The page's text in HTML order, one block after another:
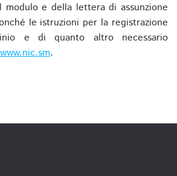
e della lettera di assunzione
le istruzioni per la registrazione
e di quanto altro necessario
.